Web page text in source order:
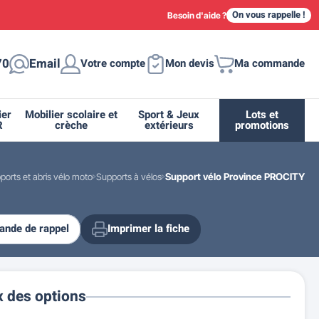
Besoin d'aide ? On vous rappelle !
Email Votre compte Mon devis Ma commande
Fleurissement urbain
Supports et abris vélo moto
Miroir de sécurité routière
Drapeau - Pavoisement
Espace sanitaire
Mobilier scolaire et
crèche
Casiers et meubles de rangement
Sport & Jeux
extérieurs
Lots et
promotions
et abris vélo moto Supports à vélos Support vélo Province PROCITY
des options
de rappel Imprimer la fiche